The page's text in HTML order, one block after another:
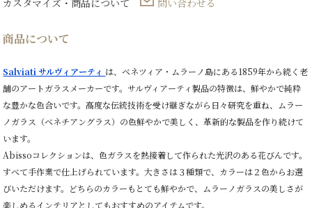
商品について
Salviati サルヴィアーティ は、ベネツィア・ムラーノ島にある1859年から続く老
舗のアートガラスメーカーです。サルヴィアーティ製品の特徴は、鮮やかで純粋
な豊かな色合いです。高度な伝統技術を受け継ぎながら日々研究を重ね、ムラー
ノガラス（ベネチアングラス）の色鮮やかで美しく、革新的な製品を作り続けて
います。
Abissoコレクションは、色ガラスを熱接着して作られた光沢のある花びんです。
すべて手作業で仕上げられています。大きさは３種類で、カラーは２色からお選
びいただけます。どちらのカラーもとても鮮やかで、ムラーノガラスの美しさが
楽しめるインテリアとしてもおすすめのアイテムです。